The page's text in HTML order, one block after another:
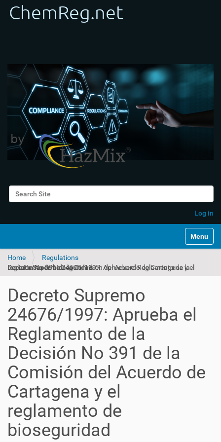
Search Site
Log in
Toggle
Home
Regulations
Decreto Supremo 24676/1997: Aprueba el Reglamento de la Decisión No 391 de la Comisión del Acuerdo de Cartagena y el reglamento de bioseguridad
Decreto Supremo
24676/1997: Aprueba el
Reglamento de la
Decisión No 391 de la
Comisión del Acuerdo de
Cartagena y el
reglamento de
bioseguridad